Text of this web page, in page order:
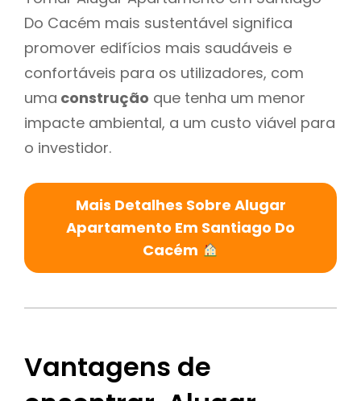
Do Cacém mais sustentável significa
promover edifícios mais saudáveis e
confortáveis para os utilizadores, com
uma construção que tenha um menor
impacte ambiental, a um custo viável para
o investidor.
Mais Detalhes Sobre Alugar
Apartamento Em Santiago Do
Cacém
Vantagens de